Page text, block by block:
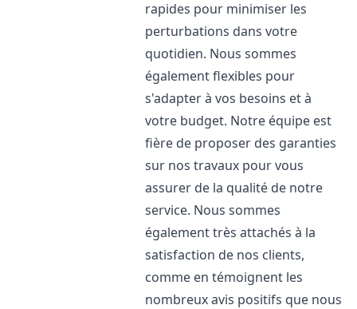
rapides pour minimiser les
perturbations dans votre
quotidien. Nous sommes
également flexibles pour
s'adapter à vos besoins et à
votre budget. Notre équipe est
fière de proposer des garanties
sur nos travaux pour vous
assurer de la qualité de notre
service. Nous sommes
également très attachés à la
satisfaction de nos clients,
comme en témoignent les
nombreux avis positifs que nous